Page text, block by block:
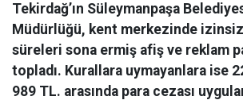
Tekirdağ’ın Süleymanpaşa
Müdürlüğü, kent merkezinde
süreleri sona ermiş afiş ve reklam
topladı. Kurallara uymayanlara ise
989 TL. arasında para cezası